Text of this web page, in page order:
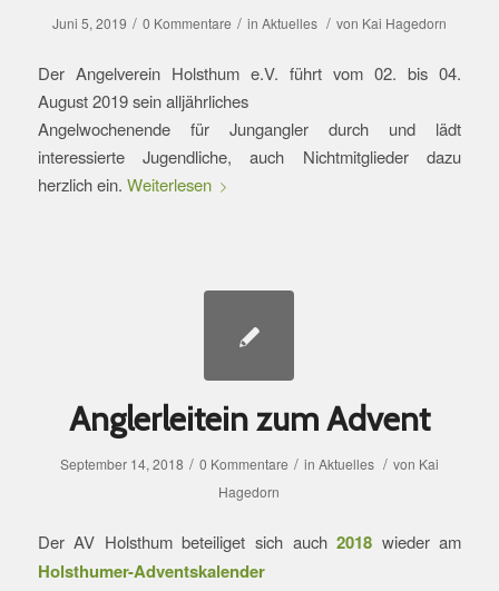
Juni 5, 2019 / 0 Kommentare / in Aktuelles / von Kai Hagedorn
Der Angelverein Holsthum e.V. führt vom 02. bis 04.
August 2019 sein alljährliches
Angelwochenende für Jungangler durch und lädt
interessierte Jugendliche, auch Nichtmitglieder dazu
herzlich ein. Weiterlesen
Anglerleitein zum Advent
September 14, 2018 / 0 Kommentare / in Aktuelles / von Kai
Hagedorn
Der AV Holsthum beteiliget sich auch2018 wieder am
Holsthumer-Adventskalender